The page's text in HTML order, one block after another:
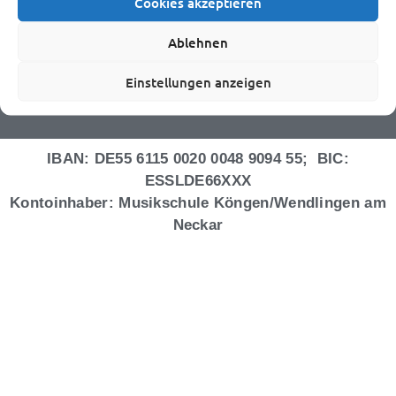
Ablehnen
Einstellungen anzeigen
Bürozeiten: Mo. 9.00 - 12.00 Uhr,
w.de
Bürozeiten: Di., Mi.: 9.00 - 12.00
Uhr
Mo., Fr. geschlossen
IBAN: DE55 6115 0020 0048 9094 55; BIC:
ESSLDE66XXX
Kontoinhaber: Musikschule Köngen/Wendlingen am
Neckar